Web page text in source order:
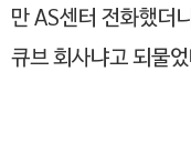
만 AS센터 전화했더
큐브 회사냐고 되물